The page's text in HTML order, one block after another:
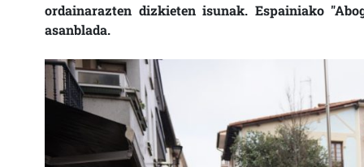
ordainarazten dizkieten isunak. Espainiako
asanblada.